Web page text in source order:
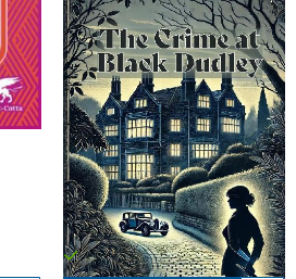
Allingham, Margery
The Crime at Black Dudley
Blurb, 2026
34,00 €
Versandkostenfrei in DE